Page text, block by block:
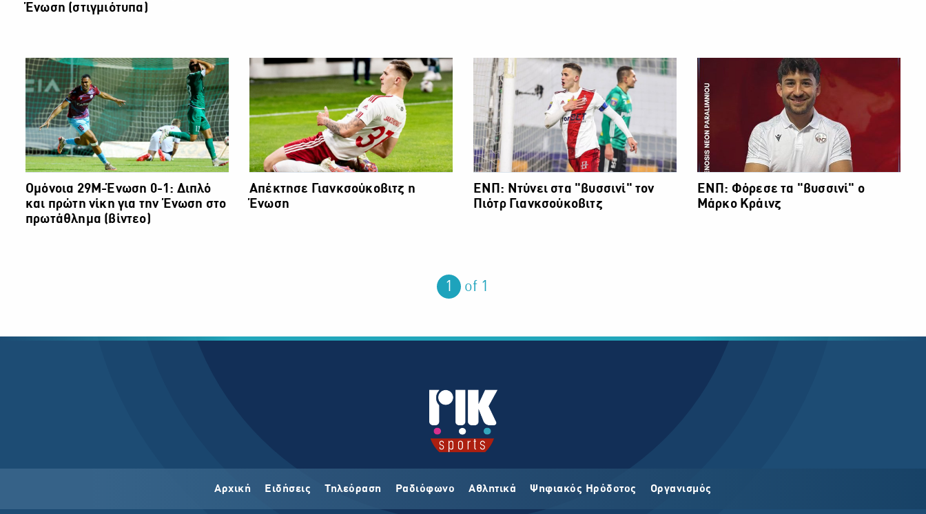
Ένωση (στιγμιότυπα)
Ομόνοια 29Μ-Ένωση 0-1: Διπλό
και πρώτη νίκη για την Ένωση στο
πρωτάθλημα (βίντεο)
Απέκτησε Γιανκσούκοβιτζ η
Ένωση
ΕΝΠ: Ντύνει στα "βυσσινί" τον
Πιότρ Γιανκσούκοβιτζ
ΕΝΠ: Φόρεσε τα "βυσσινί" ο
Μάρκο Κράινζ
You are on page
1 of 1
Αρχική Ειδήσεις Τηλεόραση Ραδιόφωνο Αθλητικά Ψηφιακός Ηρόδοτος Οργανισμός